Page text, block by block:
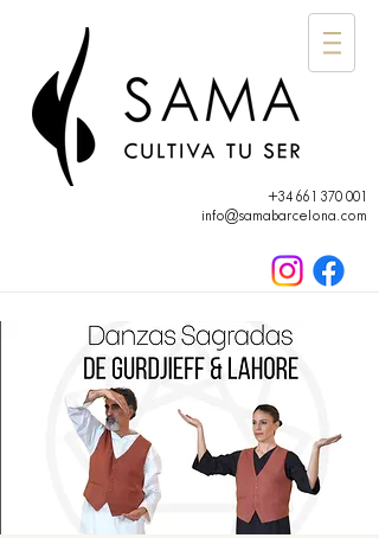
+34 661 370 001
info@samabarcelona.com